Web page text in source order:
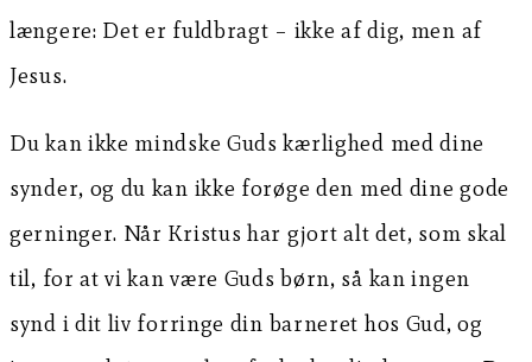
længere: Det er fuldbragt – ikke af dig, men af
Jesus.
Du kan ikke mindske Guds kærlighed med dine
synder, og du kan ikke forøge den med dine gode
gerninger. Når Kristus har gjort alt det, som skal
til, for at vi kan være Guds børn, så kan ingen
synd i dit liv forringe din barneret hos Gud, og